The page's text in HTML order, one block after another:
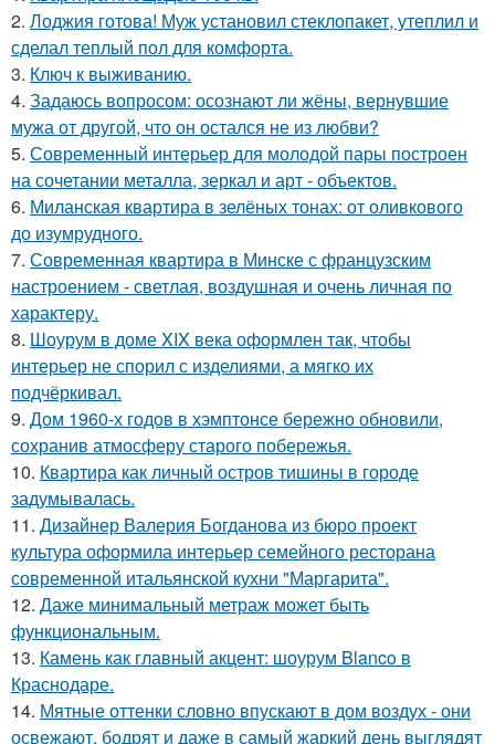
2. Лоджия готова! Муж установил стеклопакет, утеплил и
сделал теплый пол для комфорта.
3. Ключ к выживанию.
4. Задаюсь вопросом: осознают ли жёны, вернувшие
мужа от другой, что он остался не из любви?
5. Современный интерьер для молодой пары построен
на сочетании металла, зеркал и арт - объектов.
6. Миланская квартира в зелёных тонах: от оливкового
до изумрудного.
7. Современная квартира в Минске с французским
настроением - светлая, воздушная и очень личная по
характеру.
8. Шоурум в доме XIX века оформлен так, чтобы
интерьер не спорил с изделиями, а мягко их
подчёркивал.
9. Дом 1960-х годов в хэмптонсе бережно обновили,
сохранив атмосферу старого побережья.
10. Квартира как личный остров тишины в городе
задумывалась.
11. Дизайнер Валерия Богданова из бюро проект
культура оформила интерьер семейного ресторана
современной итальянской кухни "Маргарита".
12. Даже минимальный метраж может быть
функциональным.
13. Камень как главный акцент: шоурум Blanco в
Краснодаре.
14. Мятные оттенки словно впускают в дом воздух - они
освежают, бодрят и даже в самый жаркий день выглядят